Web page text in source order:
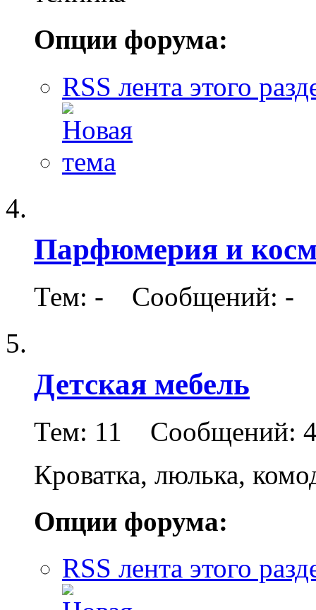
Опции форума:
RSS лента этого
Парфюмерия и
Тем: - Сообщений: -
Детская мебель
Тем: 11 Сообщений:
Кроватка, люлька,
Опции форума:
RSS лента этого